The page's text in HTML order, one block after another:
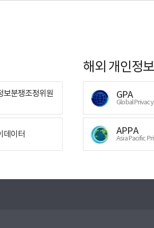
보분쟁조정위원
데이터
해외 개인정
GPA
Global
APPA
Asia Pacific